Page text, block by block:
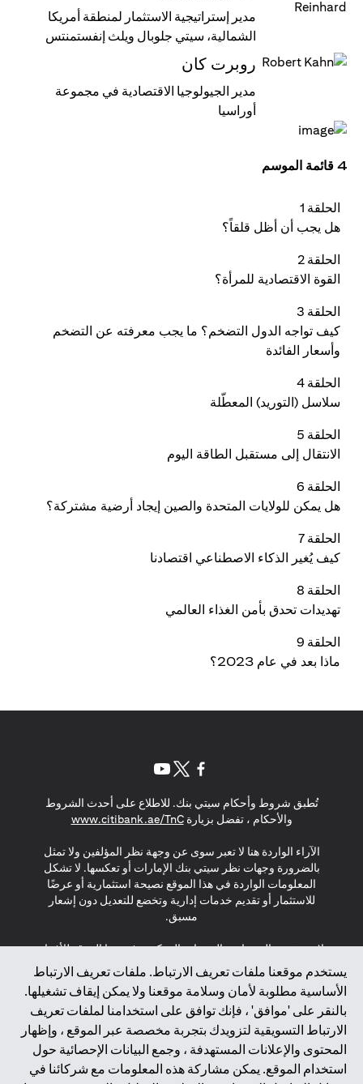
مدير إستراتيجية الاستثمار لمنطقة أمريكا
الشمالية، سيتي جلوبال ويلث إنفستمنتس
روبرت كان
مدير الجيولوجيا الاقتصادية في مجموعة
أوراسيا
4 قائمة الموسم
الحلقة 1
هل يجب أن أظل قلقاً؟
الحلقة 2
القوة الاقتصادية للمرأة؟
الحلقة 3
كيف تواجه الدول التضخم؟ ما يجب معرفته عن التضخم
وأسعار الفائدة
الحلقة 4
سلاسل (التوريد) المعطّلة
الحلقة 5
الانتقال إلى مستقبل الطاقة اليوم
الحلقة 6
هل يمكن للولايات المتحدة والصين إيجاد أرضية مشتركة؟
الحلقة 7
كيف يُغير الذكاء الاصطناعي اقتصادنا
الحلقة 8
تهديدات تحدق بأمن الغذاء العالمي
الحلقة 9
ماذا بعد في عام 2023؟
يستخدم موقعنا ملفات تعريف الارتباط. ملفات تعريف الارتباط
الأساسية مطلوبة لأمان وسلامة موقعنا ولا يمكن إيقاف تشغيلها.
بالنقر على 'موافق' ، فإنك توافق على استخدامنا لملفات تعريف
الارتباط التسويقية لتزويدك بتجربة مخصصة عبر الموقع ، وإظهار
المحتوى والإعلانات المستهدفة ، وجمع البيانات الإحصائية حول
استخدام الموقع. يمكن مشاركة هذه المعلومات مع شركائنا في
تُطبق شروط وأحكام سيتي بنك. للاطلاع على أحدث الشروط
والأحكام ، تفضل بزيارةwww.citibank.ae/TnC
(opens in a new tab)
الآراء الواردة هنا لا تعبر سوى عن وجهة نظر المؤلفين ولا تمثل
بالضرورة وجهات نظر سيتي بنك الإمارات أو تعكسها. لا تشكل
المعلومات الواردة في هذا الموقع نصيحة استثمارية أو عرضًا
للاستثمار أو تقديم خدمات إدارية وتخضع للتعديل دون إشعار
مسبق.
لا يتم تقديم المنتجات والخدمات المذكورة في هذا الموقع للأفراد
المقيمين في الاتحاد الأوروبي أو المنطقة الاقتصادية الأوروبية أو
سويسرا أو غيرنسي أو جيرسي أو موناكو أو سان مارينو أو
الفاتيكان أو جزيرة مان أو المملكة المتحدة أو خصوصية البيانات
(لائحة حماية البيانات العامة \ قانون حماية البيانات الشخصية
العامة \ قانون خصوصية نيوزيلندا). المحتوى الموجود في هذه
الصفحة ليس ولا ينبغي تفسيره على أنه عرض أو دعوة أو دعوة
لشراء أو بيع أي من المنتجات والخدمات المذكورة هنا لمثل هؤلاء
الأفراد.